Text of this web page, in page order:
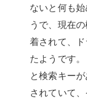
ないと何も
うで、現在
着されて、
たようです
と検索キー
されていて